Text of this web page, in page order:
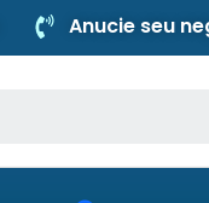
Anucie seu